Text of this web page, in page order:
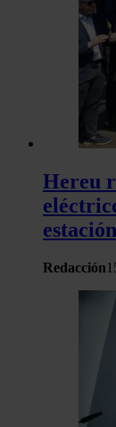
Hereu
Redacción